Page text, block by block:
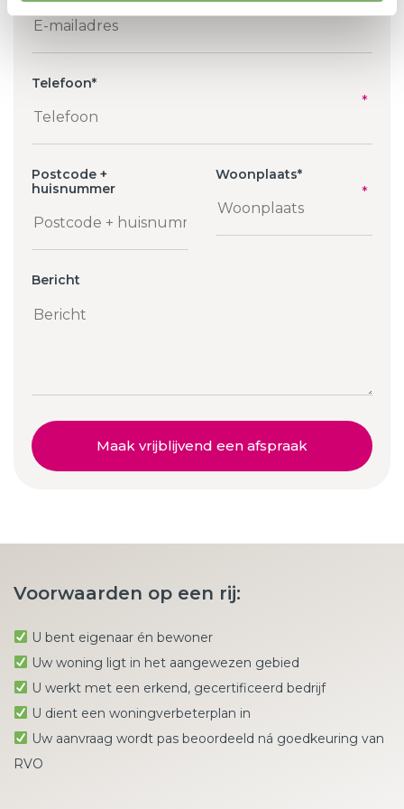
Telefoon*
Postcode +
huisnummer
Woonplaats*
Bericht
Maak vrijblijvend een afspraak
Voorwaarden op een rij:
U bent eigenaar én bewoner
Uw woning ligt in het aangewezen gebied
U werkt met een erkend, gecertificeerd bedrijf
U dient een woningverbeterplan in
Uw aanvraag wordt pas beoordeeld ná goedkeuring van
RVO